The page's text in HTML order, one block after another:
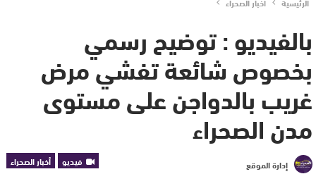
بالفيديو : توضيح رسمي
بخصوص شائعة تفشي مرض
غريب بالدواجن على مستوى
مدن الصحراء
فيديو أخبار الصحراء
إدارة الموقع